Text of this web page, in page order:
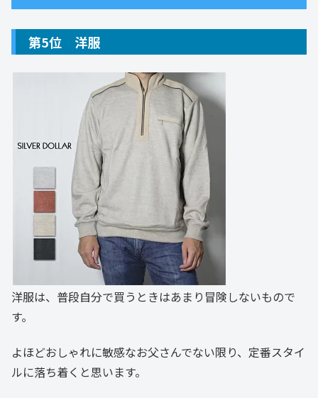
第5位 洋服
洋服は、普段自分で買うときはあまり冒険しないもので
す。
よほどおしゃれに敏感なお父さんでない限り、定番スタイ
ルに落ち着くと思います。